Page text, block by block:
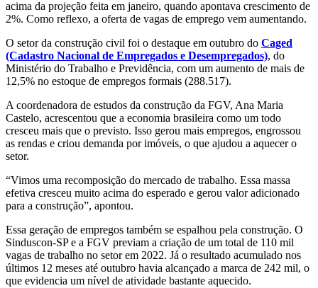
acima da projeção feita em janeiro, quando apontava crescimento de
2%. Como reflexo, a oferta de vagas de emprego vem aumentando.
O setor da construção civil foi o destaque em outubro do Caged
(Cadastro Nacional de Empregados e Desempregados), do
Ministério do Trabalho e Previdência, com um aumento de mais de
12,5% no estoque de empregos formais (288.517).
A coordenadora de estudos da construção da FGV, Ana Maria
Castelo, acrescentou que a economia brasileira como um todo
cresceu mais que o previsto. Isso gerou mais empregos, engrossou
as rendas e criou demanda por imóveis, o que ajudou a aquecer o
setor.
“Vimos uma recomposição do mercado de trabalho. Essa massa
efetiva cresceu muito acima do esperado e gerou valor adicionado
para a construção”, apontou.
Essa geração de empregos também se espalhou pela construção. O
Sinduscon-SP e a FGV previam a criação de um total de 110 mil
vagas de trabalho no setor em 2022. Já o resultado acumulado nos
últimos 12 meses até outubro havia alcançado a marca de 242 mil, o
que evidencia um nível de atividade bastante aquecido.